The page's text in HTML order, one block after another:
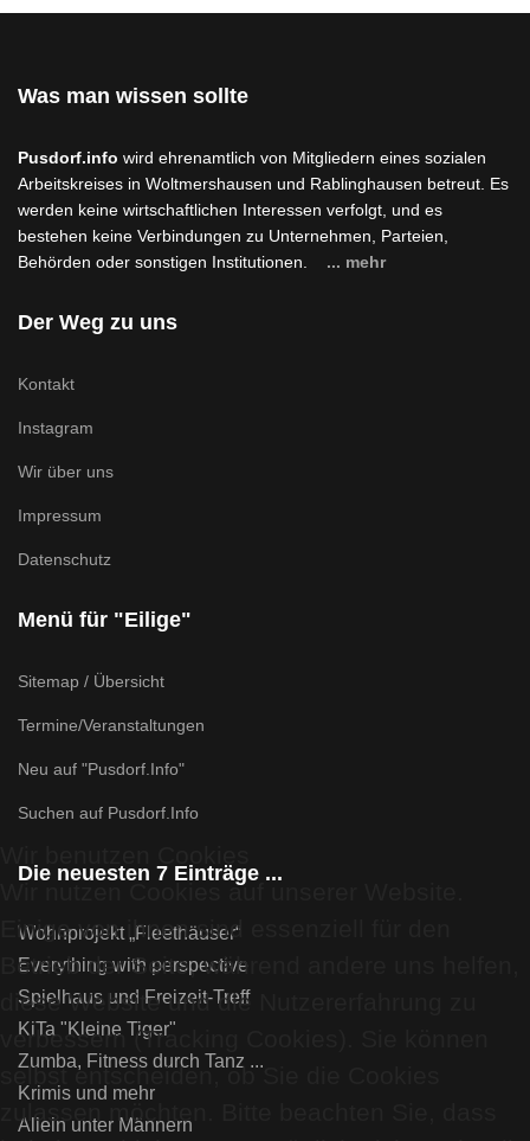
Was man wissen sollte
Pusdorf.info wird ehrenamtlich von Mitgliedern eines sozialen
Arbeitskreises in Woltmershausen und Rablinghausen betreut. Es
werden keine wirtschaftlichen Interessen verfolgt, und es
bestehen keine Verbindungen zu Unternehmen, Parteien,
Behörden oder sonstigen Institutionen. ... mehr
Der Weg zu uns
Kontakt
Instagram
Wir über uns
Impressum
Datenschutz
Menü für "Eilige"
Sitemap / Übersicht
Termine/Veranstaltungen
Neu auf "Pusdorf.Info"
Suchen auf Pusdorf.Info
Die neuesten 7 Einträge ...
Wohnprojekt „Fleethäuser“
Everything with perspective
Spielhaus und Freizeit-Treff
KiTa "Kleine Tiger"
Zumba, Fitness durch Tanz ...
Krimis und mehr
Allein unter Männern
Wir nutzen Cookies auf unserer Website.
Einige von ihnen sind essenziell für den
Betrieb der Seite, während andere uns helfen,
diese Website und die Nutzererfahrung zu
verbessern (Tracking Cookies). Sie können
selbst entscheiden, ob Sie die Cookies
zulassen möchten. Bitte beachten Sie, dass